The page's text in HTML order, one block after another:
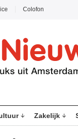
Colofon
Zakelijk